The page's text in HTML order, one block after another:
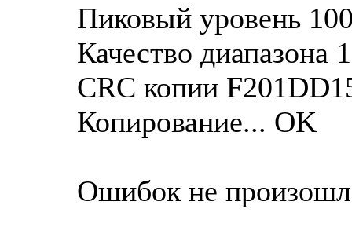
Пиковый уровень
Качество диапазона
CRC копии
Копирование... OK
Ошибок не